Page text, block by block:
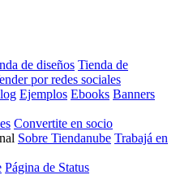
de diseños Tienda de
por redes sociales
Ejemplos Ebooks Banners
Convertite en socio
Sobre Tiendanube Trabajá en
Página de Status